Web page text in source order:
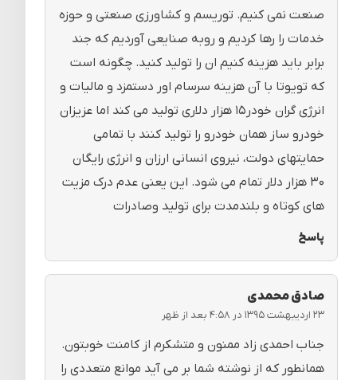
صنعت نمی کنیم. توریسم و کشاورزی صنعتی و حوزه
خدمات را رها کردیم و روبه صنایعی آوردیم که جند
برابر باید هزینه کنیم ان را تولید کنید. چگونه است
که تویوتا با آن هزینه سرسام اور دستمزد و مالیات و
انرژی گران خودر۱۵ هزار دلاری تولید می کند اما عزیزان
خودرو ساز همان خودرو را تولید کنند با تمامی
حمایتهای دولت، نیروی انسانی ارزان و انرژی رایگان
۳۰ هزار دلار تمام می شود. این یعنی عدم درک مزیت
های کوتاه و بلندمدت برای تولید وصادرات
پاسخ
صادق محمدی
۲۳ اردیبهشت ۱۳۹۵ در ۴:۵۸ بعد از ظهر
جناب احمدی زاد ممنون و متشکرم از کامنت خوبتون.
همانطور که از نوشته شما بر می آید موانع متعددی را